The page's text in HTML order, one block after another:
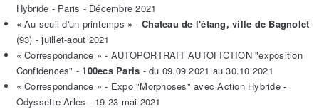
Hybride - Paris - Décembre 2021
« Au seuil d'un printemps » -Chateau de l'étang, ville de Bagnolet
(93) - juillet-aout 2021
« Correspondance » - AUTOPORTRAIT AUTOFICTION "exposition
Confidences" -100ecs Paris - du 09.09.2021 au 30.10.2021
« Correspondance » - Expo "Morphoses" avec Action Hybride -
Odyssette Arles - 19-23 mai 2021